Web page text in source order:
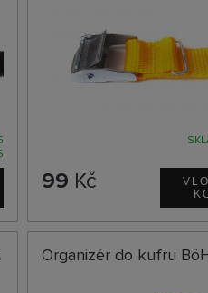
99 Kč
Organizér do kufru